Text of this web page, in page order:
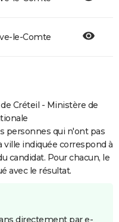
le-Comte
Créteil - Ministère de
personnes qui n'ont pas
ville indiquée correspond à
candidat. Pour chacun, le
avec le résultat.
directement par e-